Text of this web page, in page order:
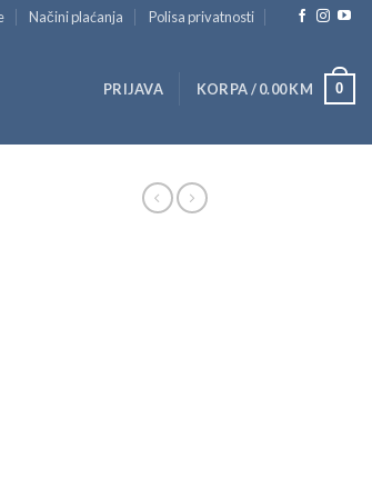
Načini plaćanja Polisa privatnosti
PRIJAVA KORPA /0.00KM 0